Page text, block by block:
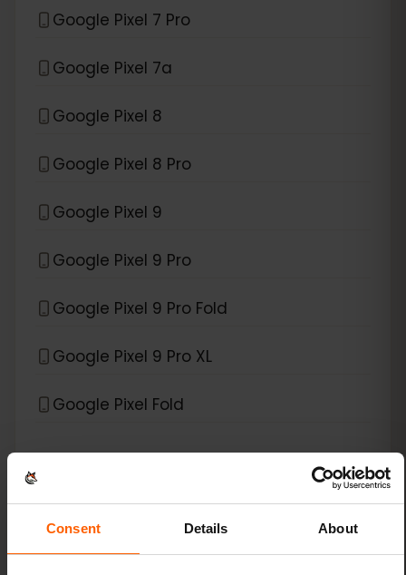
Consent Details About
Google Pixel 7 Pro
Google Pixel 7a
Google Pixel 8
Google Pixel 8 Pro
Google Pixel 9
Google Pixel 9 Pro
Google Pixel 9 Pro Fold
Google Pixel 9 Pro XL
Google Pixel Fold
*
Xiaomi 13